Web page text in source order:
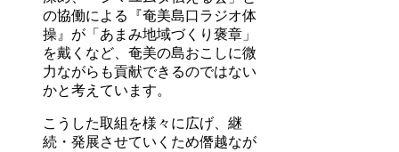
の協働による『奄美島口ラジオ体
操』が「あまみ地域づくり褒章」
を戴くなど、奄美の島おこしに微
力ながらも貢献できるのではない
かと考えています。
こうした取組を様々に広げ、継
続・発展させていくため僭越なが